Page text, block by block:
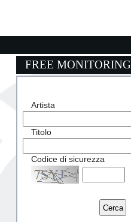
FREE MONITORING
Artista
Titolo
Codice di sicurezza
Captcha